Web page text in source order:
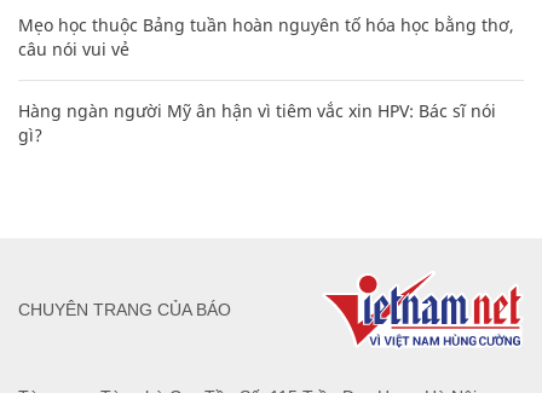
Mẹo học thuộc Bảng tuần hoàn nguyên tố hóa học bằng thơ,
câu nói vui vẻ
Hàng ngàn người Mỹ ân hận vì tiêm vắc xin HPV: Bác sĩ nói
gì?
CHUYÊN TRANG CỦA BÁO